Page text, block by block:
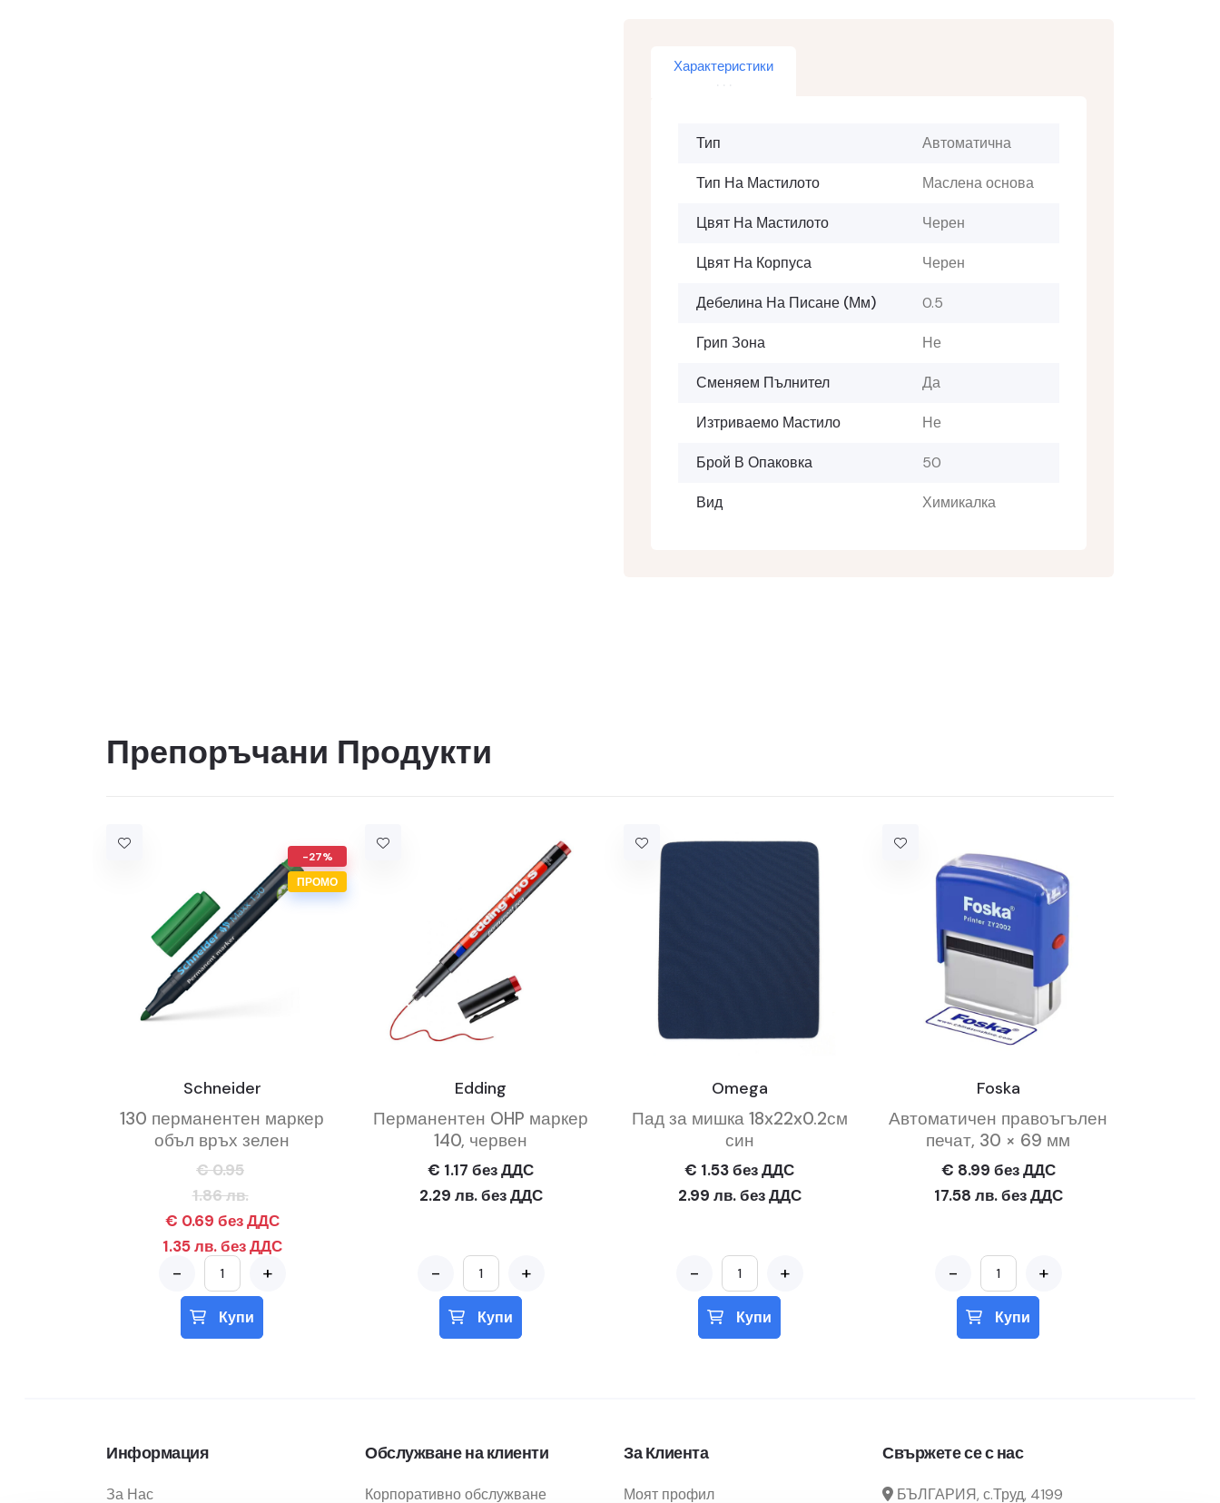
Характеристики
Тип Автоматична
Тип На Мастилото Маслена основа
Цвят На Мастилото Черен
Цвят На Корпуса Черен
Дебелина На Писане (мм) 0.5
Грип Зона Не
Сменяем Пълнител Да
Изтриваемо Мастило Не
Брой В Опаковка 50
Вид Химикалка
Препоръчани Продукти
-27%
ПРОМО
Schneider
130 перманентен маркер
объл връх зелен
€ 0.95
1.86 лв.
€ 0.69 без ДДС
1.35 лв. без ДДС
- +
Купи
Edding
Перманентен OHP маркер
140, червен
€ 1.17 без ДДС
2.29 лв. без ДДС
- +
Купи
Omega
Пад за мишка 18x22x0.2см
син
€ 1.53 без ДДС
2.99 лв. без ДДС
- +
Купи
Foska
Автоматичен правоъгълен
печат, 30 × 69 мм
€ 8.99 без ДДС
17.58 лв. без ДДС
- +
Купи
Информация
За Нас
Обслужване на клиенти
Корпоративно обслужване
За Клиента
Моят профил
Свържете се с нас
БЪЛГАРИЯ, с.Труд, 4199